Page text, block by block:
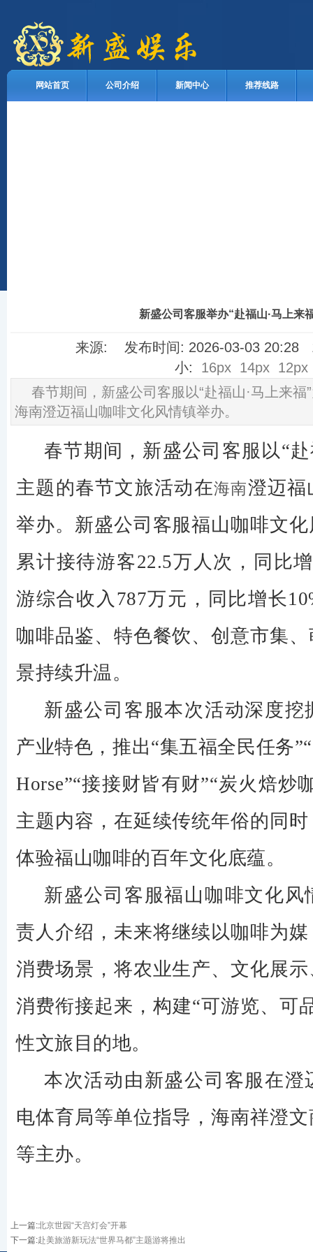
网站首页 公司介绍 新闻中心 推荐线路
新盛公司客服举办“赴福山·马上来
来源: 发布时间: 2026-03-03 20:28
小: 16px 14px
12px
春节期间，新盛公司客服​以“赴福山·马上来
海南澄迈福山咖啡文化风情镇举办。
春节期间，新盛公司客服以“
主题的春节文旅活动在海南澄迈福
举办。新盛公司客服福山咖啡文
累计接待游客22.5万人次，同比
游综合收入787万元，同比增长
咖啡品鉴、特色餐饮、创意市集
景持续升温。
新盛公司客服本次活动深度挖
产业特色，推出“集五福全民任务
Horse”“接接财皆有财”“炭火焙炒
主题内容，在延续传统年俗的同
体验福山咖啡的百年文化底蕴。
新盛公司客服福山咖啡文化风
责人介绍，未来将继续以咖啡为
消费场景，将农业生产、文化展
消费衔接起来，构建“可游览、可
性文旅目的地。
本次活动由新盛公司客服在澄
电体育局等单位指导，海南祥澄
等主办。
上一篇:北京世园“天宫灯会”开幕
下一篇:赴美旅游新玩法“世界马都”主题游将推出